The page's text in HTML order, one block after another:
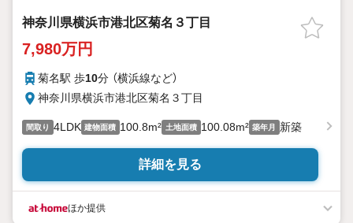
スタッフ一同お客様のお問合せをお待ちしております。
神奈川県横浜市港北区菊名３丁目
7,980万円
菊名駅 歩10分 （横浜線など）
神奈川県横浜市港北区菊名３丁目
間取り 4LDK 建物面積 100.8m² 土地面積 100.08m² 築年月 新築
詳細を見る
ほか提供